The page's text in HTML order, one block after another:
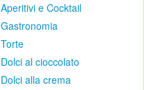
Aperitivi e Cocktail
Gastronomia
Torte
Dolci al cioccolato
Dolci alla crema